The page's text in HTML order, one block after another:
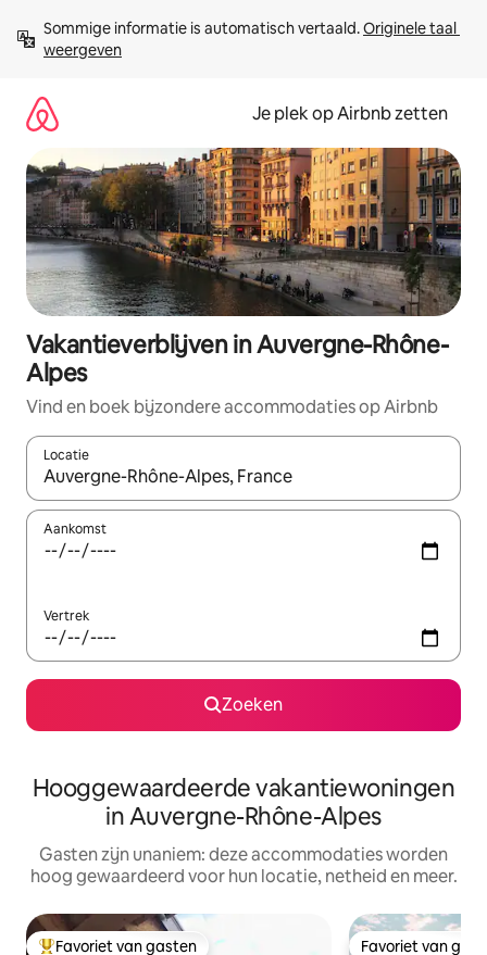
direct
naar
Sommige informatie is automatisch vertaald. Originele taal
weergeven
Je plek op Airbnb zetten
Vakantieverblijven in Auvergne-Rhône-
Alpes
Vind en boek bijzondere accommodaties op Airbnb
Locatie
Wanneer er resultaten beschikbaar zijn, maak je een keuze
Aankomst
Vertrek
Zoeken
Hooggewaardeerde vakantiewoningen
in Auvergne-Rhône-Alpes
Gasten zijn unaniem: deze accommodaties worden
hoog gewaardeerd voor hun locatie, netheid en meer.
Favoriet van gasten Favoriet van